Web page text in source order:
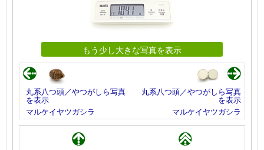
もう少し大きな写真を表示
丸系八つ頭／やつがしら写真
を表示
マルケイヤツガシラ
丸系八つ頭／やつがしら写真
を表示
マルケイヤツガシラ